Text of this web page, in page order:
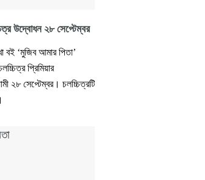
উদ্বোধন ২৮ সেপ্টেম্বর
বই ‘মুজিব আমার পিতা’
প্রিমিয়ার
২৮ সেপ্টেম্বর। চলচ্চিত্রটি